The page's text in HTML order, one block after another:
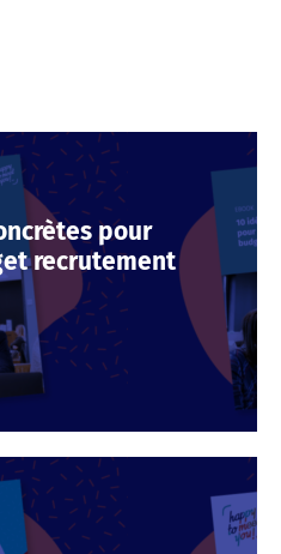
pour
recrutement